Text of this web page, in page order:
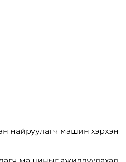
найруулагч машин хэрхэн
машиныг ажиллуулахад